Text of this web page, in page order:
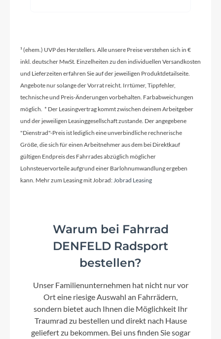
Griffe
Ergo, integrierte Klemmung
Ladegerät
Bosch, 2A
Schaltwerk
Rahmenmaterial
Aluminium
FSA CK-220
Kassette
Shimano 20T
¹ (ehem.) UVP des Herstellers. Alle unsere Preise verstehen sich in €
inkl. deutscher MwSt. Einzelheiten zu den individuellen Versandkosten
und Lieferzeiten erfahren Sie auf der jeweiligen Produktdetailseite.
Angebote nur solange der Vorrat reicht. Irrtümer, Tippfehler,
technische und Preis-Änderungen vorbehalten. Farbabweichungen
möglich. * Der Leasingvertrag kommt zwischen deinem Arbeitgeber
und der jeweiligen Leasinggesellschaft zustande. Der angegebene
"Dienstrad"-Preis ist lediglich eine unverbindliche rechnerische
Größe, die sich für einen Arbeitnehmer aus dem bei Direktkauf
gültigen Endpreis des Fahrrades abzüglich möglicher
Lohnsteuervorteile aufgrund einer Barlohnumwandlung ergeben
kann. Mehr zum Leasing mit Jobrad:Jobrad Leasing
Warum bei Fahrrad
DENFELD Radsport
bestellen?
Unser Familienunternehmen hat nicht nur vor
Ort eine riesige Auswahl an Fahrrädern,
sondern bietet auch Ihnen die Möglichkeit Ihr
Traumrad zu bestellen und direkt nach Hause
geliefert zu bekommen. Bei uns finden Sie sogar